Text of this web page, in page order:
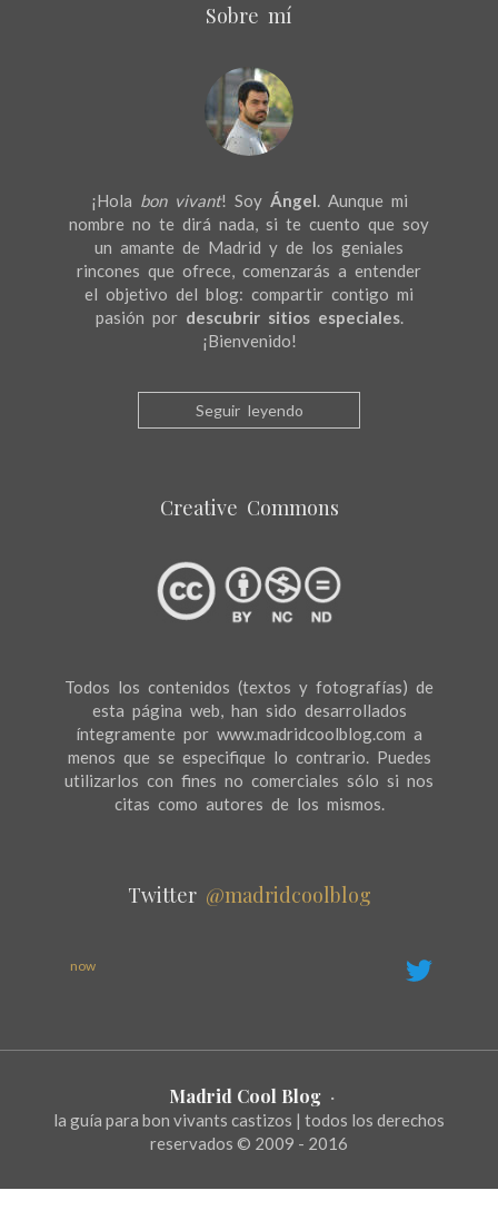
Sobre mí
¡Hola bon vivant! Soy Ángel . Aunque mi
nombre no te dirá nada, si te cuento que soy
un amante de Madrid y de los geniales
rincones que ofrece, comenzarás a entender
el objetivo del blog: compartir contigo mi
pasión por descubrir sitios especiales.
¡Bienvenido!
Seguir leyendo
Creative Commons
Todos los contenidos (textos y fotografías) de
esta página web, han sido desarrollados
íntegramente por www.madridcoolblog.com a
menos que se especifique lo contrario. Puedes
utilizarlos con fines no comerciales sólo si nos
citas como autores de los mismos.
Twitter @madridcoolblog
now
Madrid Cool Blog ·
la guía para bon vivants castizos | todos los derechos
reservados © 2009 - 2016